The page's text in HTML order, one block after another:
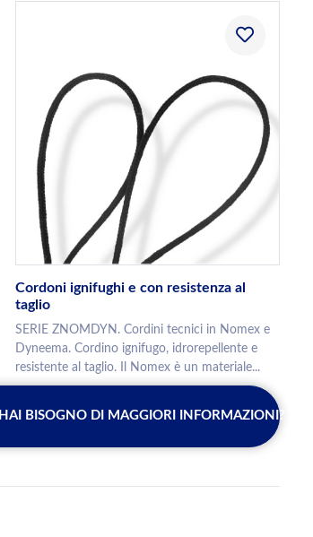
Cordoni ignifughi e con resistenza al
taglio
SERIE ZNOMDYN. Cordini tecnici in Nomex e
Dyneema. Cordino ignifugo, idrorepellente e
resistente al taglio. Il Nomex è un materiale...
HAI BISOGNO DI MAGGIORI INFORMAZIONI?